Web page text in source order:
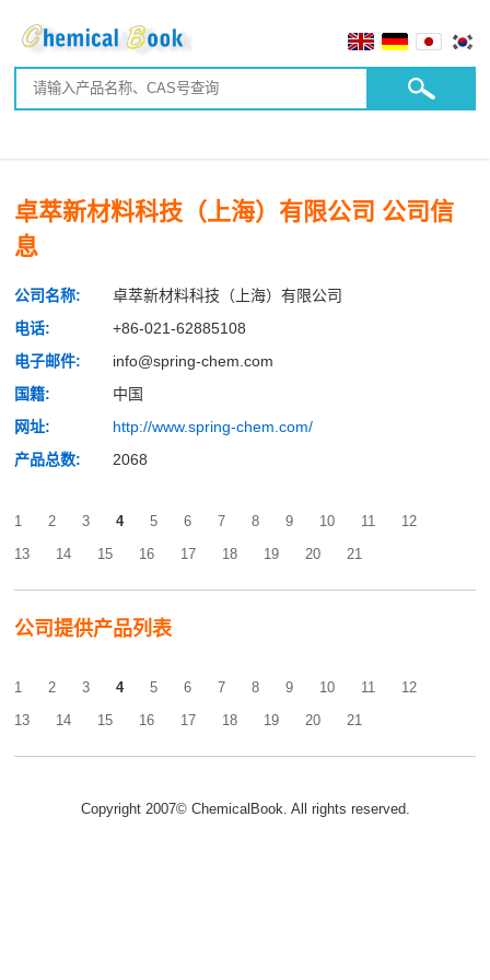
卓萃新材料科技（上海）有限公司 公司信
息
公司名称:
卓萃新材料科技（上海）有限公司
电话:
+86-021-62885108
电子邮件:
info@spring-chem.com
国籍:
中国
网址:
http://www.spring-chem.com/
产品总数:
2068
1 2 3 4 5 6 7 8 9 10 11
12
13
14 15 16 17 18 19 20 21
公司提供产品列表
1 2 3 4 5 6 7 8 9 10 11
12
13
14 15 16 17 18 19 20 21
Copyright 2007© ChemicalBook. All rights reserved.